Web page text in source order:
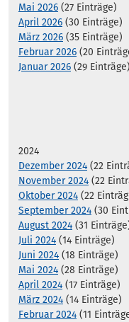
Mai 2026 (27 Einträge)
April 2026 (30 Einträge)
März 2026 (35 Einträge)
Februar 2026 (20
Januar 2026 (29 Einträge)
2024
Dezember 2024 (22
November 2024 (22
Oktober 2024 (22
September 2024 (30
August 2024 (31
Juli 2024 (14 Einträge)
Juni 2024 (18 Einträge)
Mai 2024 (28 Einträge)
April 2024 (17 Einträge)
März 2024 (14 Einträge)
Februar 2024 (11